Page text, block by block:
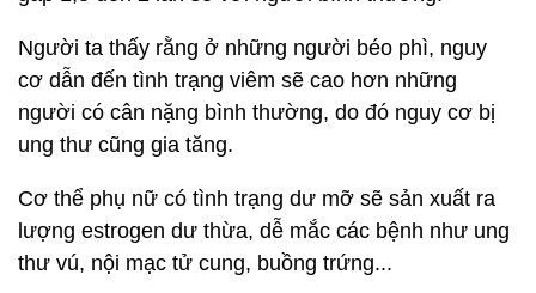
Người ta thấy rằng ở những người béo phì, nguy
cơ dẫn đến tình trạng viêm sẽ cao hơn những
người có cân nặng bình thường, do đó nguy cơ bị
ung thư cũng gia tăng.
Cơ thể phụ nữ có tình trạng dư mỡ sẽ sản xuất ra
lượng estrogen dư thừa, dễ mắc các bệnh như ung
thư vú, nội mạc tử cung, buồng trứng...